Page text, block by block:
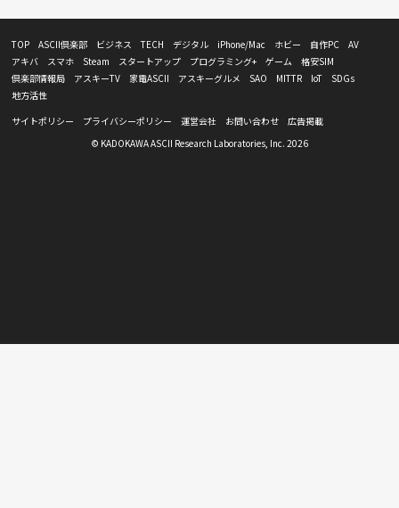
TOP ASCII倶楽部 ビジネス TECH デジタル iPhone/Mac ホビー 自作PC
AV
アキバ
スマホ Steam スタートアップ プログラミング+ ゲーム
格安SIM
倶楽部情報局
アスキーTV 家電ASCII アスキーグルメ SAO MITTR IoT
SDGs
地方活性
サイトポリシー
プライバシーポリシー 運営会社 お問い合わせ
広告掲載
© KADOKAWA ASCII Research Laboratories, Inc. 2026